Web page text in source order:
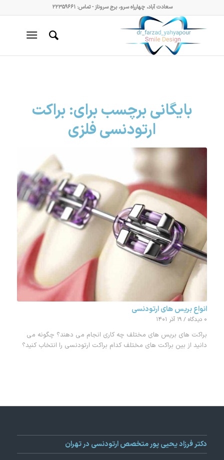
سعادت آباد، چهارراه سرو، برج سروناز - تماس: ۲۲۳۵۹۶۶۱
بایگانی برچسب برای: براکت
ارتودنسی فلزی
انواع بریس های ارتودنسی
۰ دیدگاه / ۱۹ آذر ۱۴۰۱
براکت های بریس های مختلف چه کاری انجام می دهند؟ چگونه می
دانید از بین براکت های مختلف کدام براکت ارتودنسی را انتخاب کنید؟
دکتر فرزاد یحیی پور متخصص ارتودنسی در تهران